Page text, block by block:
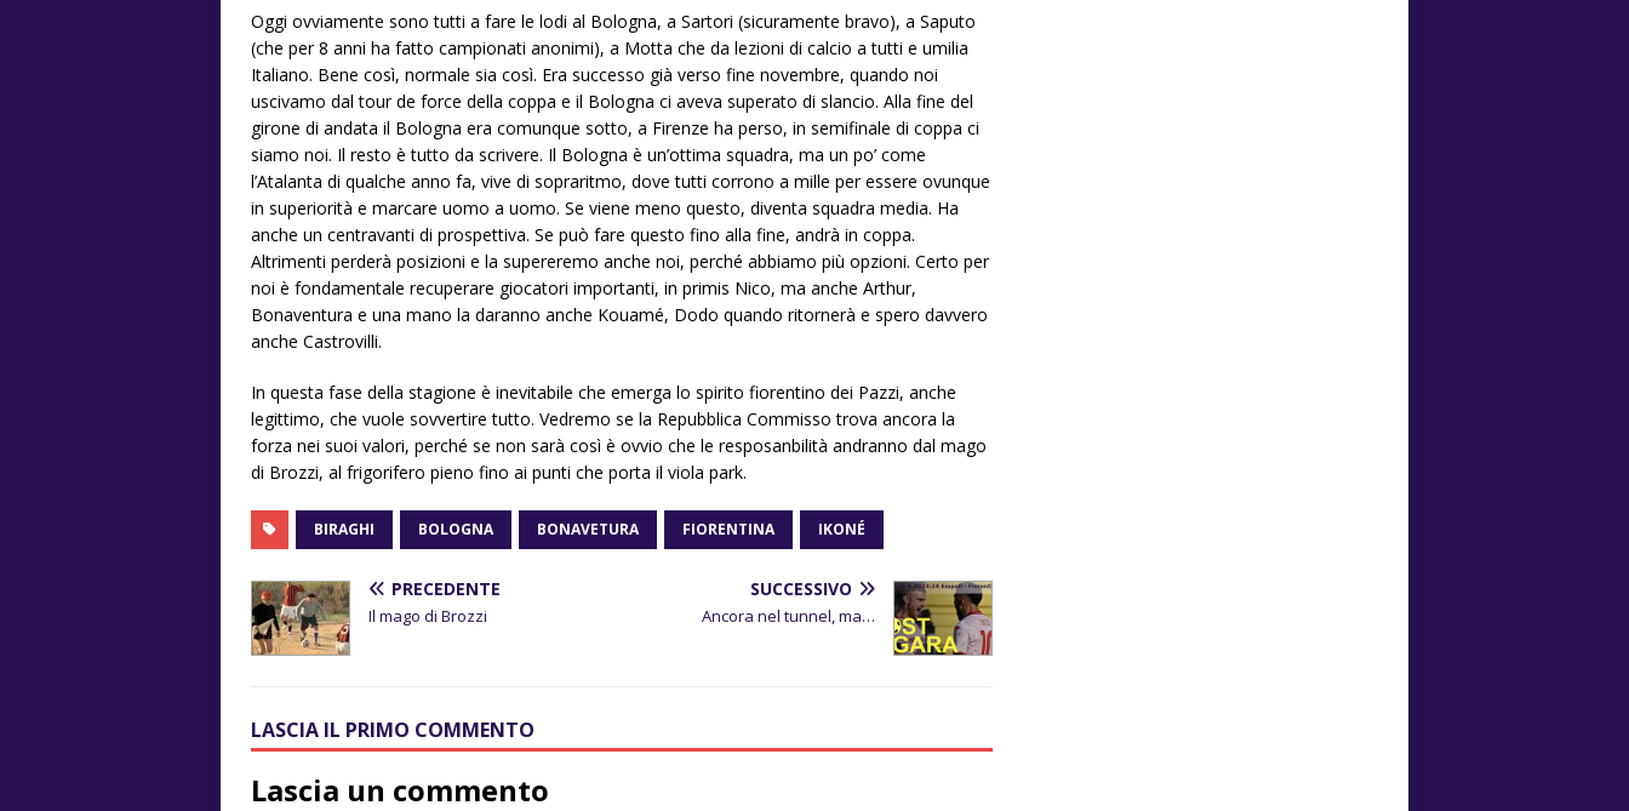
Oggi ovviamente sono tutti a fare le lodi al Bologna, a Sartori (sicuramente bravo), a Saputo
(che per 8 anni ha fatto campionati anonimi), a Motta che da lezioni di calcio a tutti e umilia
Italiano. Bene così, normale sia così. Era successo già verso fine novembre, quando noi
uscivamo dal tour de force della coppa e il Bologna ci aveva superato di slancio. Alla fine del
girone di andata il Bologna era comunque sotto, a Firenze ha perso, in semifinale di coppa ci
siamo noi. Il resto è tutto da scrivere. Il Bologna è un’ottima squadra, ma un po’ come
l’Atalanta di qualche anno fa, vive di sopraritmo, dove tutti corrono a mille per essere ovunque
in superiorità e marcare uomo a uomo. Se viene meno questo, diventa squadra media. Ha
anche un centravanti di prospettiva. Se può fare questo fino alla fine, andrà in coppa.
Altrimenti perderà posizioni e la supereremo anche noi, perché abbiamo più opzioni. Certo per
noi è fondamentale recuperare giocatori importanti, in primis Nico, ma anche Arthur,
Bonaventura e una mano la daranno anche Kouamé, Dodo quando ritornerà e spero davvero
anche Castrovilli.
In questa fase della stagione è inevitabile che emerga lo spirito fiorentino dei Pazzi, anche
legittimo, che vuole sovvertire tutto. Vedremo se la Repubblica Commisso trova ancora la
forza nei suoi valori, perché se non sarà così è ovvio che le resposanbilità andranno dal mago
di Brozzi, al frigorifero pieno fino ai punti che porta il viola park.
BIRAGHI BOLOGNA BONAVETURA FIORENTINA IKONÉ
PRECEDENTE
Il mago di Brozzi
SUCCESSIVO
Ancora nel tunnel, ma…
LASCIA IL PRIMO COMMENTO
Lascia un commento